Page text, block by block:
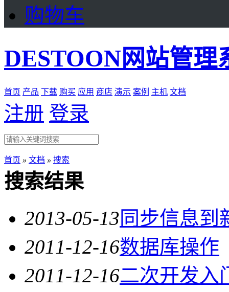
购物车
DESTOON网站管理
首页 产品 下载 购买 应用 商店 演示 案例 主机 文档
注册 登录
首页 » 文档 » 搜索
搜索结果
2013-05-13同步信息到
2011-12-16数据库操作
2011-12-16二次开发入